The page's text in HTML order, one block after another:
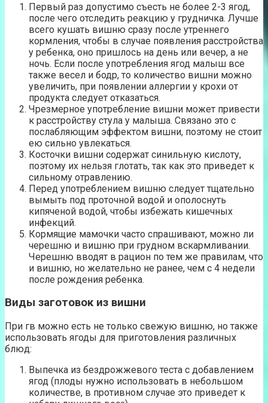
Первый раз допустимо съесть не более 2-3 ягод,
после чего отследить реакцию у грудничка. Лучше
всего кушать вишню сразу после утреннего
кормления, чтобы в случае появления расстройства
у ребенка, оно пришлось на день или вечер, а не
ночь. Если после употребления ягод малыш все
также весел и бодр, то количество вишни можно
увеличить, при появлении аллергии у крохи от
продукта следует отказаться.
Чрезмерное употребление вишни может привести
к расстройству стула у малыша. Связано это с
послабляющим эффектом вишни, поэтому не стоит
ею сильно увлекаться.
Косточки вишни содержат синильную кислоту,
поэтому их нельзя глотать, так как это приведет к
сильному отравлению.
Перед употреблением вишню следует тщательно
вымыть под проточной водой и ополоснуть
кипяченой водой, чтобы избежать кишечных
инфекций.
Кормящие мамочки часто спрашивают, можно ли
черешню и вишню при грудном вскармливании.
Черешню вводят в рацион по тем же правилам, что
и вишню, но желательно не ранее, чем с 4 недели
после рождения ребенка.
Виды заготовок из вишни
При гв можно есть не только свежую вишню, но также
использовать ягоды для приготовления различных
блюд:
Выпечка из бездрожжевого теста с добавлением
ягод (плоды нужно использовать в небольшом
количестве, в противном случае это приведет к